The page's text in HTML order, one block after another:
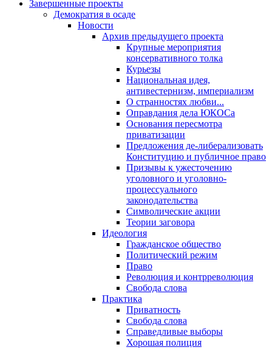
Завершенные проекты
Демократия в осаде
Новости
Архив предыдущего проекта
Крупные мероприятия
консервативного толка
Курьезы
Национальная идея,
антивестернизм, империализм
О странностях любви...
Оправдания дела ЮКОСа
Основания пересмотра
приватизации
Предложения де-либерализовать
Конституцию и публичное право
Призывы к ужесточению
уголовного и уголовно-
процессуального
законодательства
Символические акции
Теории заговора
Идеология
Гражданское общество
Политический режим
Право
Революция и контрреволюция
Свобода слова
Практика
Приватность
Свобода слова
Справедливые выборы
Хорошая полиция